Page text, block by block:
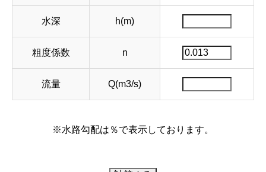
水深 h(m)
粗度係数 n
流量 Q(m3/s)
※水路勾配は％で表示しております。